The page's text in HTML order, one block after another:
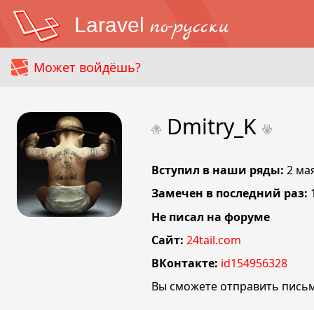
Laravel по-русски
Может войдёшь?
Dmitry_K
Вступил в наши ряды: 2
Замечен в последний раз:
Не писал на форуме
Сайт: 24tail.com
ВКонтакте: id154956328
Вы сможете отправить